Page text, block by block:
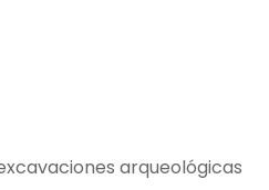
arqueológicas